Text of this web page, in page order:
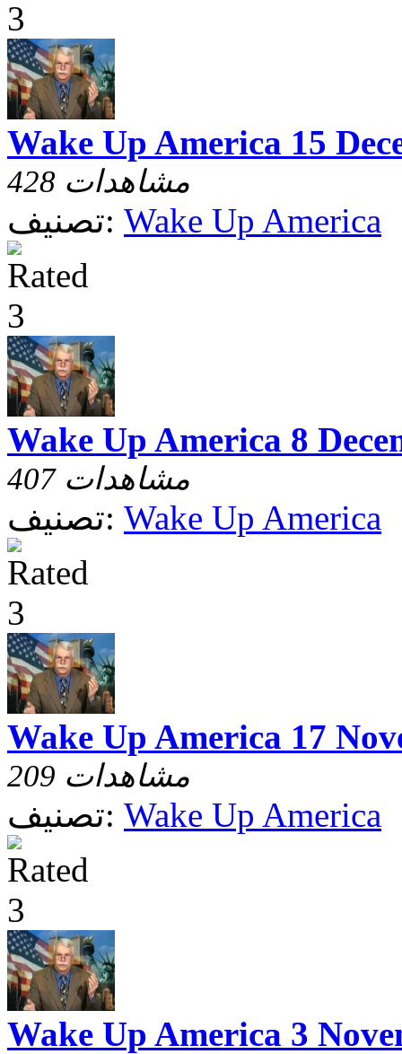
Wake Up America 15
428 مشاهدات
تصنيف: Wake Up America
Wake Up America 8
407 مشاهدات
تصنيف: Wake Up America
Wake Up America 17
209 مشاهدات
تصنيف: Wake Up America
Wake Up America 3